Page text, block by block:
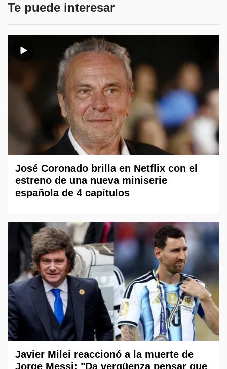
Te puede interesar
José Coronado brilla en Netflix con el
estreno de una nueva miniserie
española de 4 capítulos
Javier Milei reaccionó a la muerte de
Jorge Messi: "Da vergüenza pensar que